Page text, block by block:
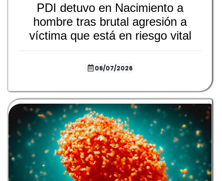
PDI detuvo en Nacimiento a
hombre tras brutal agresión a
víctima que está en riesgo vital
06/07/2026